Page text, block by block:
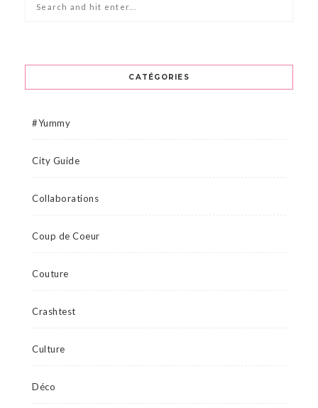
CATÉGORIES
#Yummy
City Guide
Collaborations
Coup de Coeur
Couture
Crashtest
Culture
Déco